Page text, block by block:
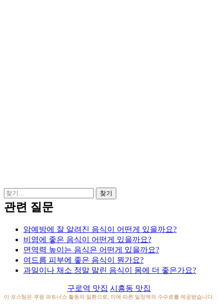
관련 질문
암예방에 잘 알려진 음식이 어떤게 있을까요?
비염에 좋은 음식이 어떤게 있을까요?
면역력 높이는 음식은 어떤게 있을까요?
여드름 피부에 좋은 음식이 뭔가요?
과일이나 채소 정말 말린 음식이 몸에 더 좋은가요?
구로역 맛집 시흥동 맛집
이 포스팅은 쿠팡 파트너스 활동의 일환으로, 이에 따른 일정액의 수수료를 제공받습니다.